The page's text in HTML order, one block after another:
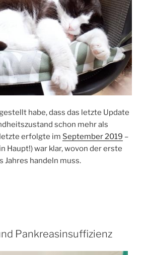
habe, dass das letzte Update
schon mehr als
erfolgte im September 2019 –
Haupt!) war klar, wovon der erste
Jahres handeln muss.
Pankreasinsuffizienz